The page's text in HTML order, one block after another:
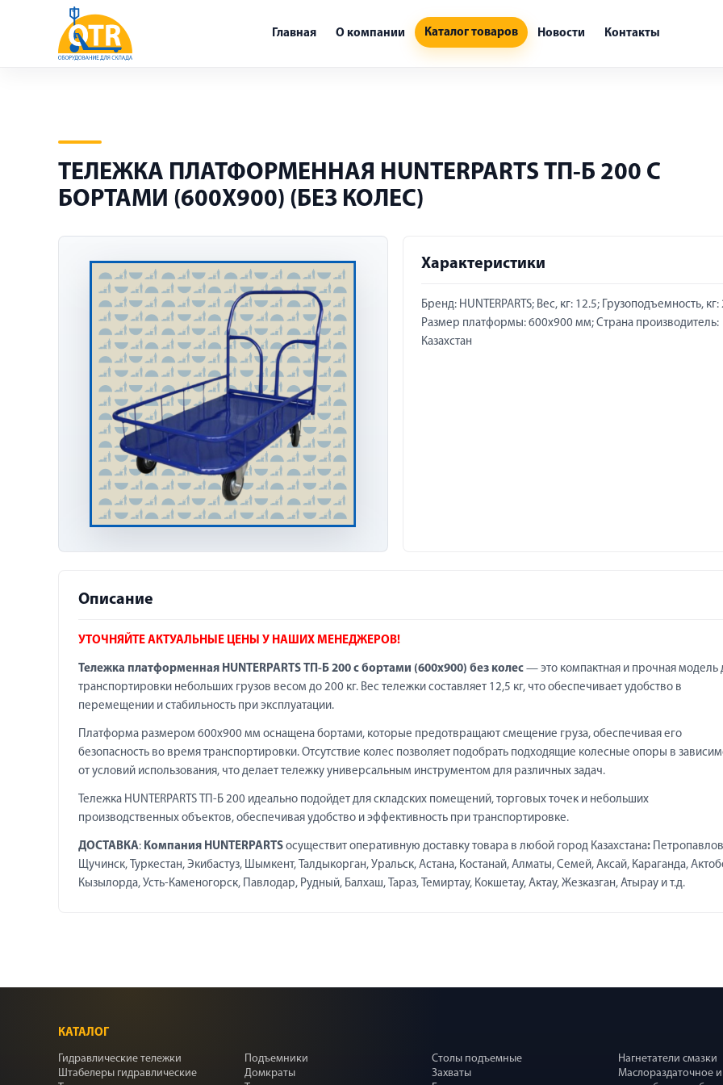
Главная О компании Каталог товаров Новости Контакты
ТЕЛЕЖКА ПЛАТФОРМЕННАЯ HUNTERPARTS ТП-Б 200 С
БОРТАМИ (600Х900) (БЕЗ КОЛЕС)
Характеристики
Бренд: HUNTERPARTS; Вес, кг: 12.5; Грузоподъемность, кг:
Размер платформы: 600х900 мм; Страна производитель:
Казахстан
Описание
УТОЧНЯЙТЕ АКТУАЛЬНЫЕ ЦЕНЫ У НАШИХ МЕНЕДЖЕРОВ!
Тележка платформенная HUNTERPARTS ТП-Б 200 с бортами (600х900) без колес — это компактная и прочная модель
транспортировки небольших грузов весом до 200 кг. Вес тележки составляет 12,5 кг, что обеспечивает удобство в
перемещении и стабильность при эксплуатации.
Платформа размером 600х900 мм оснащена бортами, которые предотвращают смещение груза, обеспечивая его
безопасность во время транспортировки. Отсутствие колес позволяет подобрать подходящие колесные опоры в
от условий использования, что делает тележку универсальным инструментом для различных задач.
Тележка HUNTERPARTS ТП-Б 200 идеально подойдет для складских помещений, торговых точек и небольших
производственных объектов, обеспечивая удобство и эффективность при транспортировке.
ДОСТАВКА: Компания HUNTERPARTS осуществит оперативную доставку товара в любой город Казахстана:
Щучинск, Туркестан, Экибастуз, Шымкент, Талдыкорган, Уральск, Астана, Костанай, Алматы, Семей, Аксай, Караганда,
Кызылорда, Усть-Каменогорск, Павлодар, Рудный, Балхаш, Тараз, Темиртау, Кокшетау, Актау, Жезказган, Атырау и т.д.
КАТАЛОГ
Гидравлические тележки
Штабелеры гидравлические
Подъемники
Домкраты
Столы подъемные
Захваты
Нагнетатели смазки
Маслораздаточное и